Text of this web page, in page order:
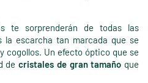
te sorprenderán de todas las
la escarcha tan marcada que se
cogollos. Un efecto óptico que se
decristales de gran tamaño que